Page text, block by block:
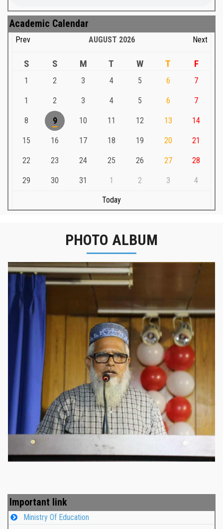
Academic Calendar
Prev AUGUST 2026 Next
S S M T W T F
1 2 3 4 5 6 7
1 2 3 4 5 6 7
8 9 10 11 12 13 14
15 16 17 18 19 20 21
22 23 24 25 26 27 28
29 30 31 1 2 3 4
Today
PHOTO ALBUM
নবীনবরণ - ২০২৫
Important link
Ministry Of Education